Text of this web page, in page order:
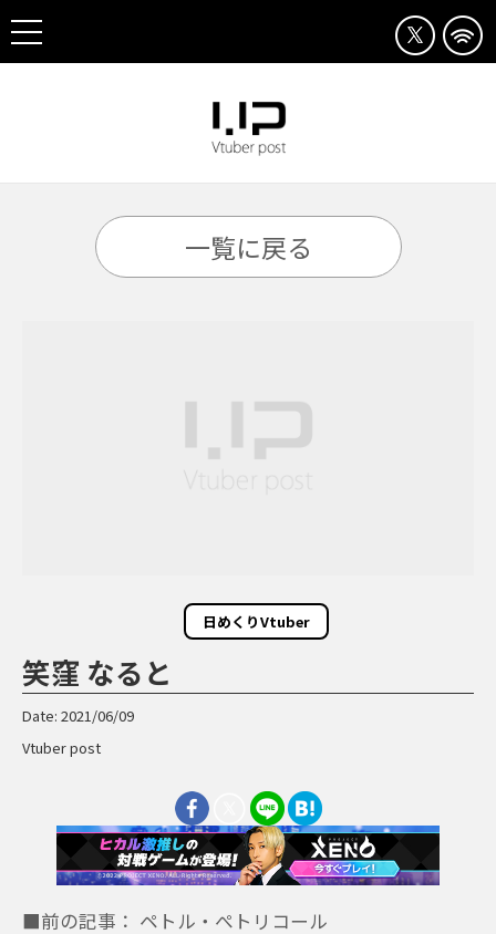
一覧に戻る
日めくりVtuber
笑窪 なると
Date: 2021/06/09
Vtuber post
■前の記事： ペトル・ぺトリコール